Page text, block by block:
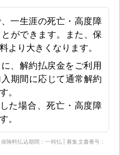
一生涯の死亡・高度障
ができます。また、保
より大きくなります。
、解約払戻金をご利用
期間に応じて通常解約
。
た場合、死亡・高度障
。
険料払込期間：一時払 | 募集文書番号：